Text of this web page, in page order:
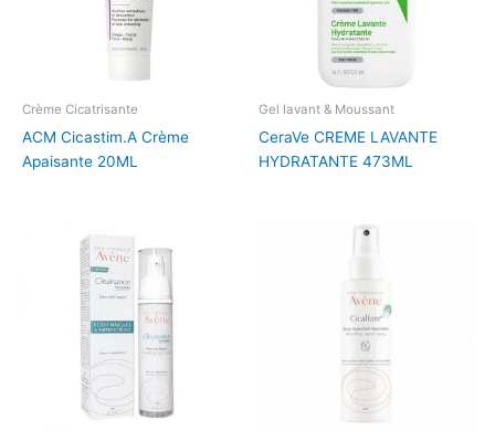
Crème Cicatrisante
ACM Cicastim.A Crème
Apaisante 20ML
Gel lavant & Moussant
CeraVe CREME LAVANTE
HYDRATANTE 473ML